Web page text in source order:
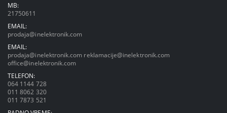
MB:
21750611
EMAIL:
prodaja@inelektronik.com
EMAIL:
prodaja@inelektronik.com reklamacije@inelektronik.com
office@inelektronik.com
TELEFON:
064 1144 728
011 8062 320
011 7873 521